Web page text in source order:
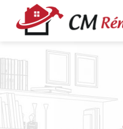
contenu
principal